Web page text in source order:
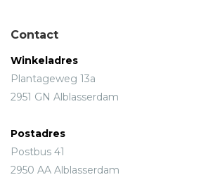
Contact
Winkeladres
Plantageweg 13a
2951 GN Alblasserdam
Postadres
Postbus 41
2950 AA Alblasserdam